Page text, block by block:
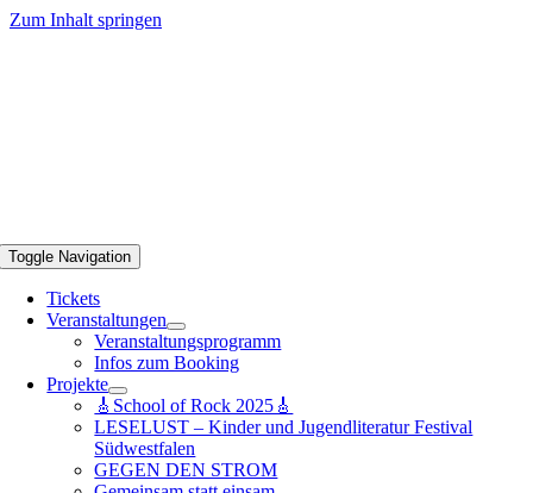
Zum Inhalt springen
Toggle Navigation
Tickets
Veranstaltungen
Veranstaltungsprogramm
Infos zum Booking
Projekte
🎸School of Rock 2025🎸
LESELUST – Kinder und Jugendliteratur Festival
Südwestfalen
GEGEN DEN STROM